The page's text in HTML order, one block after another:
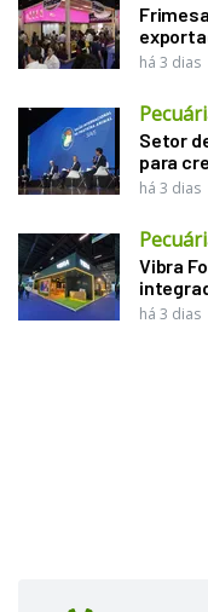
há 3 dias
Setor
para
há 3 dias
Vibra
há 3 dias